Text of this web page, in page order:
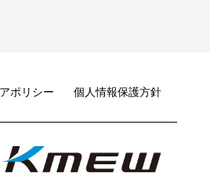
ポリシー 個人情報保護方針